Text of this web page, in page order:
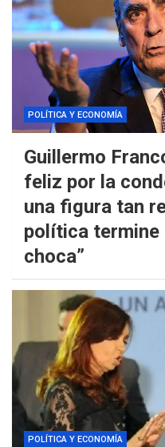
POLÍTICA Y ECONOMÍA
Guillermo
feliz por la
una figura tan
política termine
choca”
POLÍTICA Y ECONOMÍA